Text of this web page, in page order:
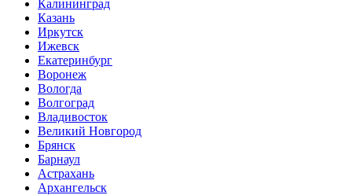
Калининград
Казань
Иркутск
Ижевск
Екатеринбург
Воронеж
Вологда
Волгоград
Владивосток
Великий Новгород
Брянск
Барнаул
Астрахань
Архангельск